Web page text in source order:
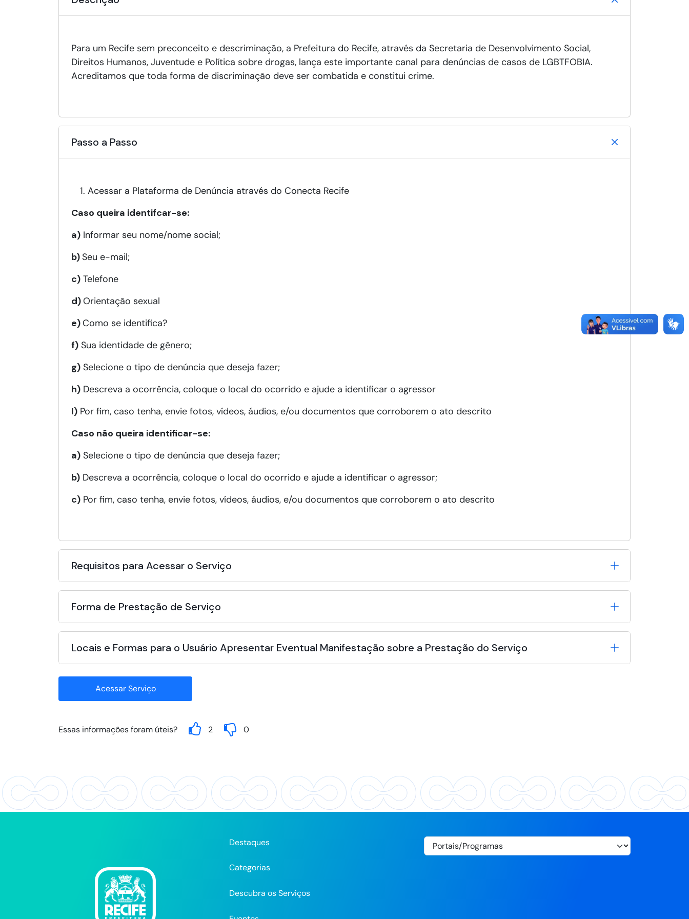
Para um Recife sem preconceito e descriminação, a Prefeitura do Recife, através da Secretaria de Desenvolvimento Social,
Direitos Humanos, Juventude e Política sobre drogas, lança este importante canal para denúncias de casos de LGBTFOBIA.
Acreditamos que toda forma de discriminação deve ser combatida e constitui crime.
Passo a Passo
Acessar a Plataforma de Denúncia através do Conecta Recife
Caso queira identifcar-se:
a) Informar seu nome/nome social;
b)Seu e-mail;
c) Telefone
d)Orientação sexual
e)Como se identifica?
f) Sua identidade de gênero;
g) Selecione o tipo de denúncia que deseja fazer;
h) Descreva a ocorrência, coloque o local do ocorrido e ajude a identificar o agressor
I) Por fim, caso tenha, envie fotos, vídeos, áudios, e/ou documentos que corroborem o ato descrito
Caso não queira identificar-se:
a) Selecione o tipo de denúncia que deseja fazer;
b) Descreva a ocorrência, coloque o local do ocorrido e ajude a identificar o agressor;
c) Por fim, caso tenha, envie fotos, vídeos, áudios, e/ou documentos que corroborem o ato descrito
Requisitos para Acessar o Serviço
Forma de Prestação de Serviço
Locais e Formas para o Usuário Apresentar Eventual Manifestação sobre a Prestação do Serviço
Acessar Serviço
Essas informações foram úteis? 2 0
Destaques
Categorias
Descubra os Serviços